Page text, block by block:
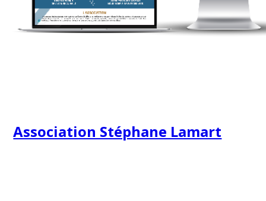
Association Stéphane Lamart